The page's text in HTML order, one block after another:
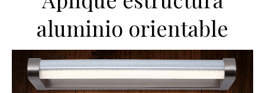
aluminio orientable